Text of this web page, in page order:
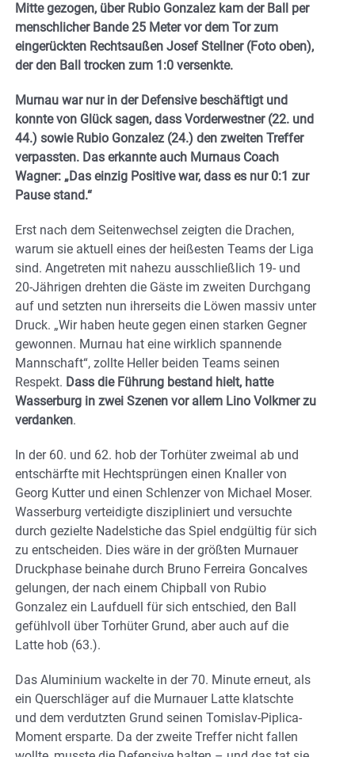
Mitte gezogen, über Rubio Gonzalez kam der Ball per
menschlicher Bande 25 Meter vor dem Tor zum
eingerückten Rechtsaußen Josef Stellner (Foto oben),
der den Ball trocken zum 1:0 versenkte.
Murnau war nur in der Defensive beschäftigt und
konnte von Glück sagen, dass Vorderwestner (22. und
44.) sowie Rubio Gonzalez (24.) den zweiten Treffer
verpassten. Das erkannte auch Murnaus Coach
Wagner: „Das einzig Positive war, dass es nur 0:1 zur
Pause stand.“
Erst nach dem Seitenwechsel zeigten die Drachen,
warum sie aktuell eines der heißesten Teams der Liga
sind. Angetreten mit nahezu ausschließlich 19- und
20-Jährigen drehten die Gäste im zweiten Durchgang
auf und setzten nun ihrerseits die Löwen massiv unter
Druck. „Wir haben heute gegen einen starken Gegner
gewonnen. Murnau hat eine wirklich spannende
Mannschaft“, zollte Heller beiden Teams seinen
Respekt. Dass die Führung bestand hielt, hatte
Wasserburg in zwei Szenen vor allem Lino Volkmer zu
verdanken.
In der 60. und 62. hob der Torhüter zweimal ab und
entschärfte mit Hechtsprüngen einen Knaller von
Georg Kutter und einen Schlenzer von Michael Moser.
Wasserburg verteidigte diszipliniert und versuchte
durch gezielte Nadelstiche das Spiel endgültig für sich
zu entscheiden. Dies wäre in der größten Murnauer
Druckphase beinahe durch Bruno Ferreira Goncalves
gelungen, der nach einem Chipball von Rubio
Gonzalez ein Laufduell für sich entschied, den Ball
gefühlvoll über Torhüter Grund, aber auch auf die
Latte hob (63.).
Das Aluminium wackelte in der 70. Minute erneut, als
ein Querschläger auf die Murnauer Latte klatschte
und dem verdutzten Grund seinen Tomislav-Piplica-
Moment ersparte. Da der zweite Treffer nicht fallen